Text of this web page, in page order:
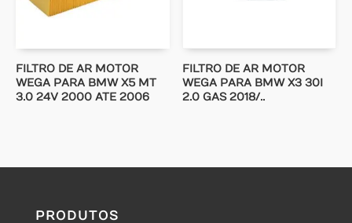
FILTRO DE AR MOTOR
WEGA PARA BMW X5 MT
3.0 24V 2000 ATE 2006
FILTRO DE AR MOTOR
WEGA PARA BMW X3 30I
2.0 GAS 2018/..
PRODUTOS